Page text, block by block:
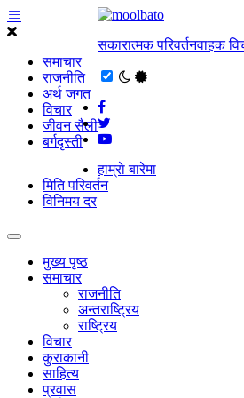
समाचार
राजनीति
अर्थ जगत
विचार
जीवन सैली
बर्गदृस्ती
सकारात्मक परिवर्तनवाहक
हाम्राे बारेमा
मिति परिवर्तन
विनिमय दर
मुख्य पृष्ठ
समाचार
राजनीति
अन्तराष्ट्रिय
राष्ट्रिय
विचार
कुराकानी
साहित्य
प्रवास